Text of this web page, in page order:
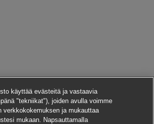
käyttää evästeitä ja vastaavia
"tekniikat"), joiden avulla voimme
verkkokokemuksen ja mukauttaa
mukaan. Napsauttamalla